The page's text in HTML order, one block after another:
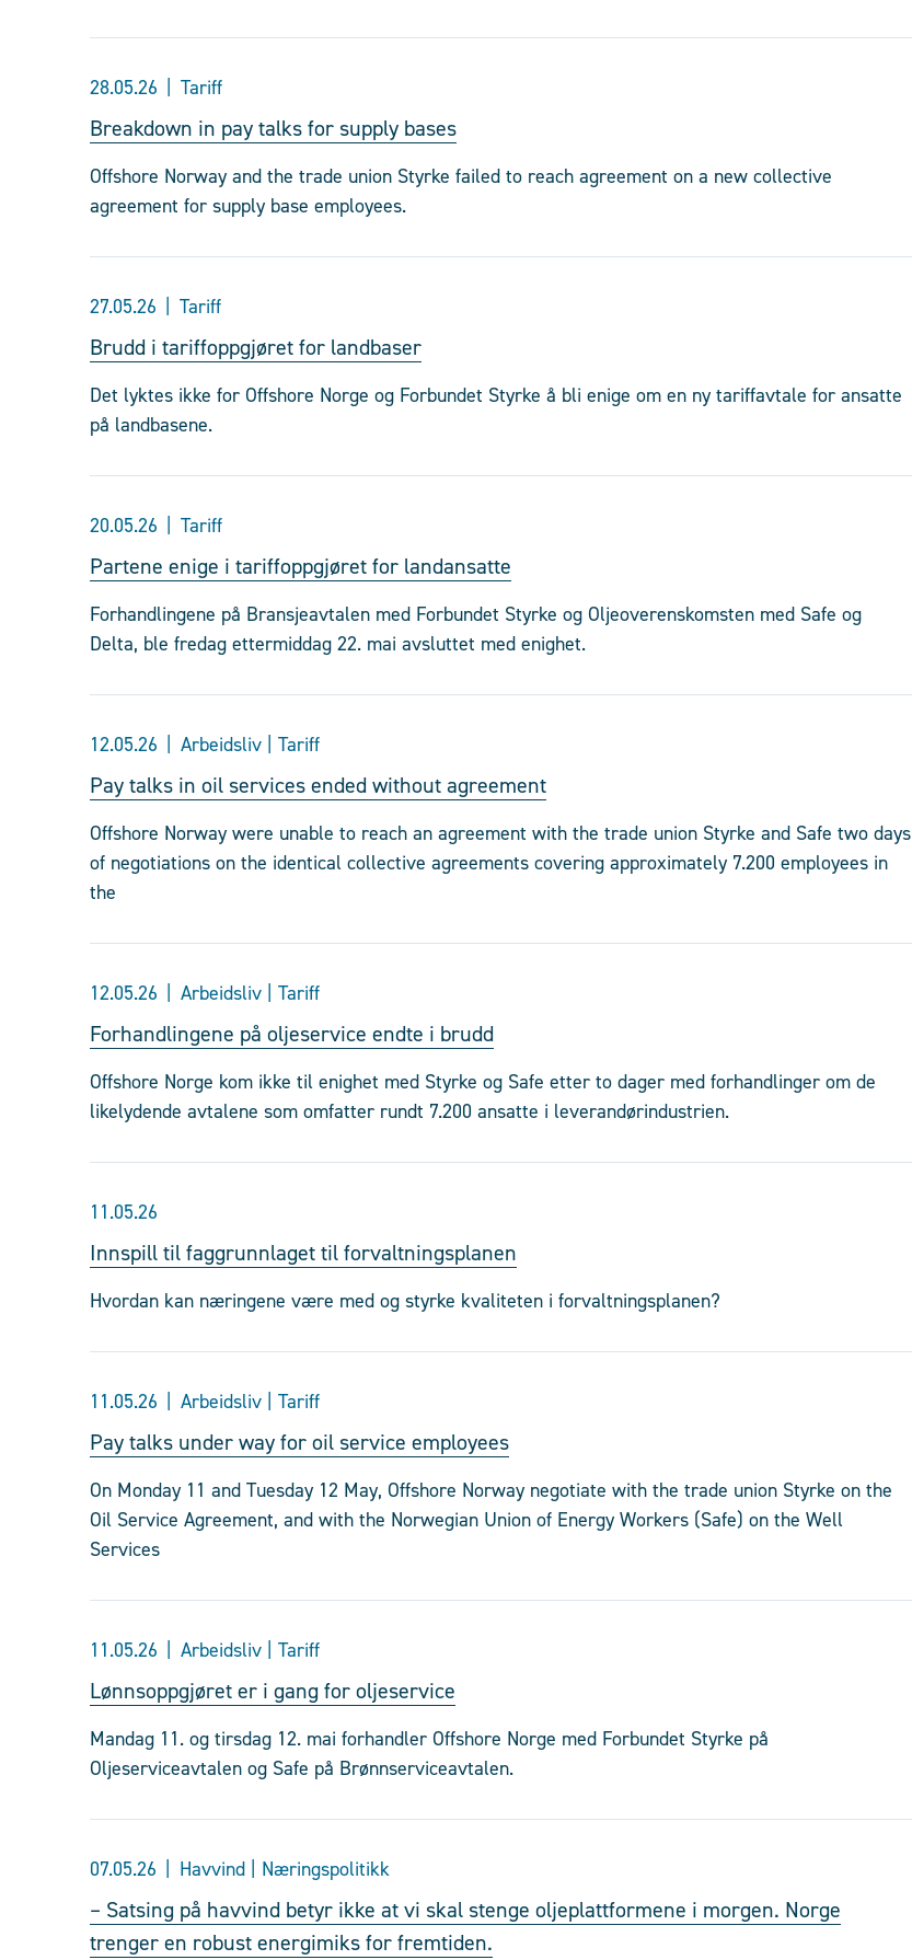
28.05.26 Tariff
Breakdown in pay talks for supply bases
Offshore Norway and the trade union Styrke failed to reach agreement on a new collective
agreement for supply base employees.
27.05.26 Tariff
Brudd i tariffoppgjøret for landbaser
Det lyktes ikke for Offshore Norge og Forbundet Styrke å bli enige om en ny tariffavtale for ansatte
på landbasene.
20.05.26 Tariff
Partene enige i tariffoppgjøret for landansatte
Forhandlingene på Bransjeavtalen med Forbundet Styrke og Oljeoverenskomsten med Safe og
Delta, ble fredag ettermiddag 22. mai avsluttet med enighet.
12.05.26 Arbeidsliv | Tariff
Pay talks in oil services ended without agreement
Offshore Norway were unable to reach an agreement with the trade union Styrke and Safe two days
of negotiations on the identical collective agreements covering approximately 7.200 employees in
the
12.05.26 Arbeidsliv | Tariff
Forhandlingene på oljeservice endte i brudd
Offshore Norge kom ikke til enighet med Styrke og Safe etter to dager med forhandlinger om de
likelydende avtalene som omfatter rundt 7.200 ansatte i leverandørindustrien.
11.05.26
Innspill til faggrunnlaget til forvaltningsplanen
Hvordan kan næringene være med og styrke kvaliteten i forvaltningsplanen?
11.05.26 Arbeidsliv | Tariff
Pay talks under way for oil service employees
On Monday 11 and Tuesday 12 May, Offshore Norway negotiate with the trade union Styrke on the
Oil Service Agreement, and with the Norwegian Union of Energy Workers (Safe) on the Well
Services
11.05.26 Arbeidsliv | Tariff
Lønnsoppgjøret er i gang for oljeservice
Mandag 11. og tirsdag 12. mai forhandler Offshore Norge med Forbundet Styrke på
Oljeserviceavtalen og Safe på Brønnserviceavtalen.
07.05.26 Havvind | Næringspolitikk
– Satsing på havvind betyr ikke at vi skal stenge oljeplattformene i morgen. Norge
trenger en robust energimiks for fremtiden.